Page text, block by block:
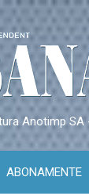
Anotimp SA
ABONAMENTE